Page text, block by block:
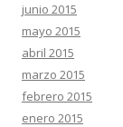
junio 2015
mayo 2015
abril 2015
marzo 2015
febrero 2015
enero 2015